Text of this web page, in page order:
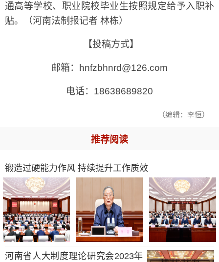
通高等学校、职业院校毕业生按照规定给予入职补
贴。（河南法制报记者 林栋）
【投稿方式】
邮箱：hnfzbhnrd@126.com
电话：18638689820
（编辑：李恒）
推荐阅读
锻造过硬能力作风 持续提升工作质效
河南省人大制度理论研究会2023年